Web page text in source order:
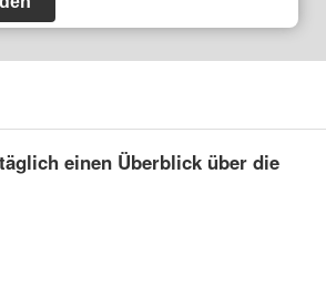
einen Überblick über die